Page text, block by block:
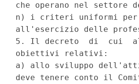
che operano nel settore
n) i criteri uniformi per
all'esercizio delle
5. Il decreto  di  cui
obiettivi relativi:
a) allo sviluppo
deve tenere conto il